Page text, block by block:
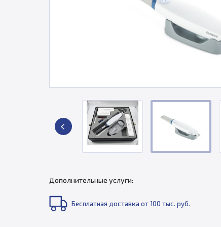
Дополнительные услуги:
Бесплатная доставка от 100 тыс. руб.